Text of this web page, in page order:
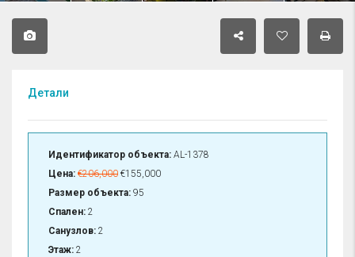
Детали
Идентификатор объекта: AL-1378
Цена: €206,000 €155,000
Размер объекта: 95
Спален: 2
Санузлов: 2
Этаж: 2